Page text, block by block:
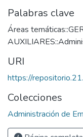
Palabras clave
Áreas
URI
https://
Colecciones
Administración de